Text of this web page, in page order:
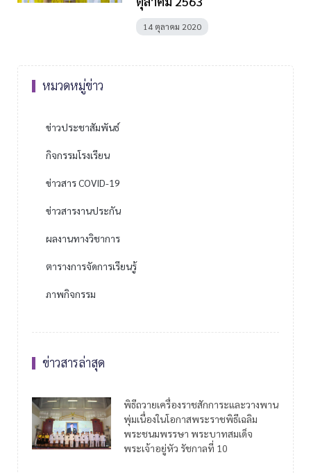
14 ตุลาคม 2020
หมวดหมู่ข่าว
ข่าวประชาสัมพันธ์
กิจกรรมโรงเรียน
ข่าวสาร COVID-19
ข่าวสารงานประกัน
ผลงานทางวิชาการ
ตารางการจัดการเรียนรู้
ภาพกิจกรรม
ข่าวสารล่าสุด
พิธีถวายเครื่องราชสักการะและวางพาน
พุ่มเนื่องในโอกาสพระราชพิธีเฉลิม
พระชนมพรรษา พระบาทสมเด็จ
พระเจ้าอยู่หัว รัชกาลที่ 10